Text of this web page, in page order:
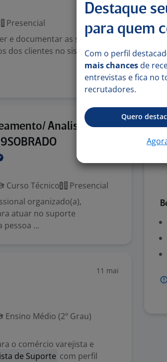
Presencial
e documentar as solicitações
dos clientes no sistema
Analista
Curso Técnico
Presencial
organizado(a),
atuar no suporte
pessoa ...
11 mai
Ensino Médio (2º Grau)
o comércio varejista e
de Suporte com perfil
Destaque
para quem
Com o perfil
mais chances de
entrevistas e fica no
recrutadores.
Quero